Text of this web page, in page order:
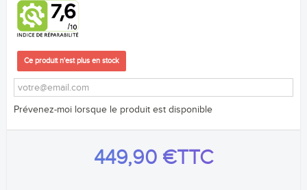
Ce produit n'est plus en stock
Prévenez-moi lorsque le produit est disponible
449,90 €TTC